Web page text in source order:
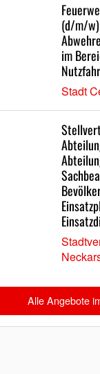
(d/m/
im
Stadt
Alle Angebote